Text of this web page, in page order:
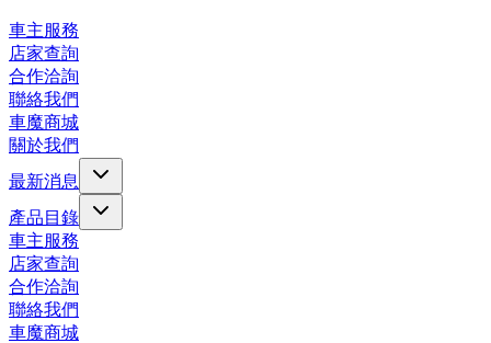
車主服務
店家查詢
合作洽詢
聯絡我們
車魔商城
關於我們
最新消息
產品目錄
車主服務
店家查詢
合作洽詢
聯絡我們
車魔商城